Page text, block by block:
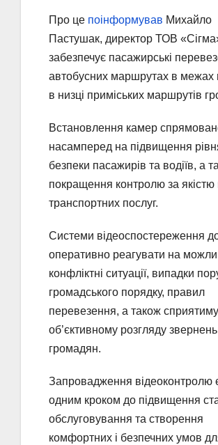
Про це поінформував Михайло
Пастушак, директор ТОВ
забезпечує пасажирські
автобусних маршрутах в межах
в низці приміських маршрутів
Встановлення камер
насамперед на підвищення
безпеки пасажирів та водіїв, а
покращення контролю за
транспортних послуг.
Системи відеоспостереження
оперативно реагувати на
конфліктні ситуації, випадки
громадського порядку, правил
перевезення, а також
об’єктивному розгляду звернень
громадян.
Запровадження відеоконтролю
одним кроком до підвищення
обслуговування та створення
комфортних і безпечних умов